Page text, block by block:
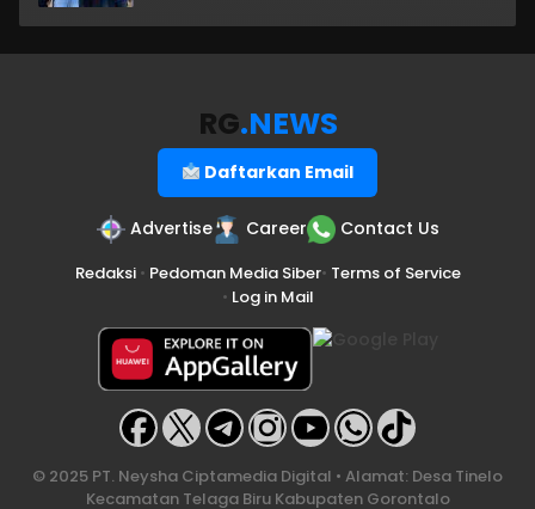
RG.NEWS
Daftarkan Email
Advertise Career Contact Us
Redaksi• Pedoman Media Siber• Terms of Service
• Log in Mail
© 2025 PT. Neysha Ciptamedia Digital • Alamat: Desa Tinelo
Kecamatan Telaga Biru Kabupaten Gorontalo